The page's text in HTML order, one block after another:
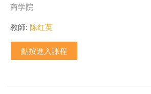
課程類別
商学院
教師: 陈红英
點按進入課程